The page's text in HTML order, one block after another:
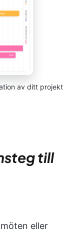
av ditt projekt
till
eller